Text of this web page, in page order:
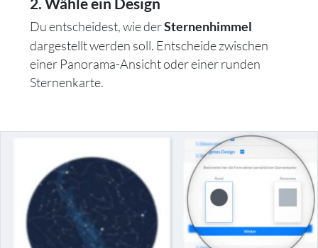
Du entscheidest, wie derSternenhimmel
dargestellt werden soll. Entscheide zwischen
einer Panorama-Ansicht oder einer runden
Sternenkarte.